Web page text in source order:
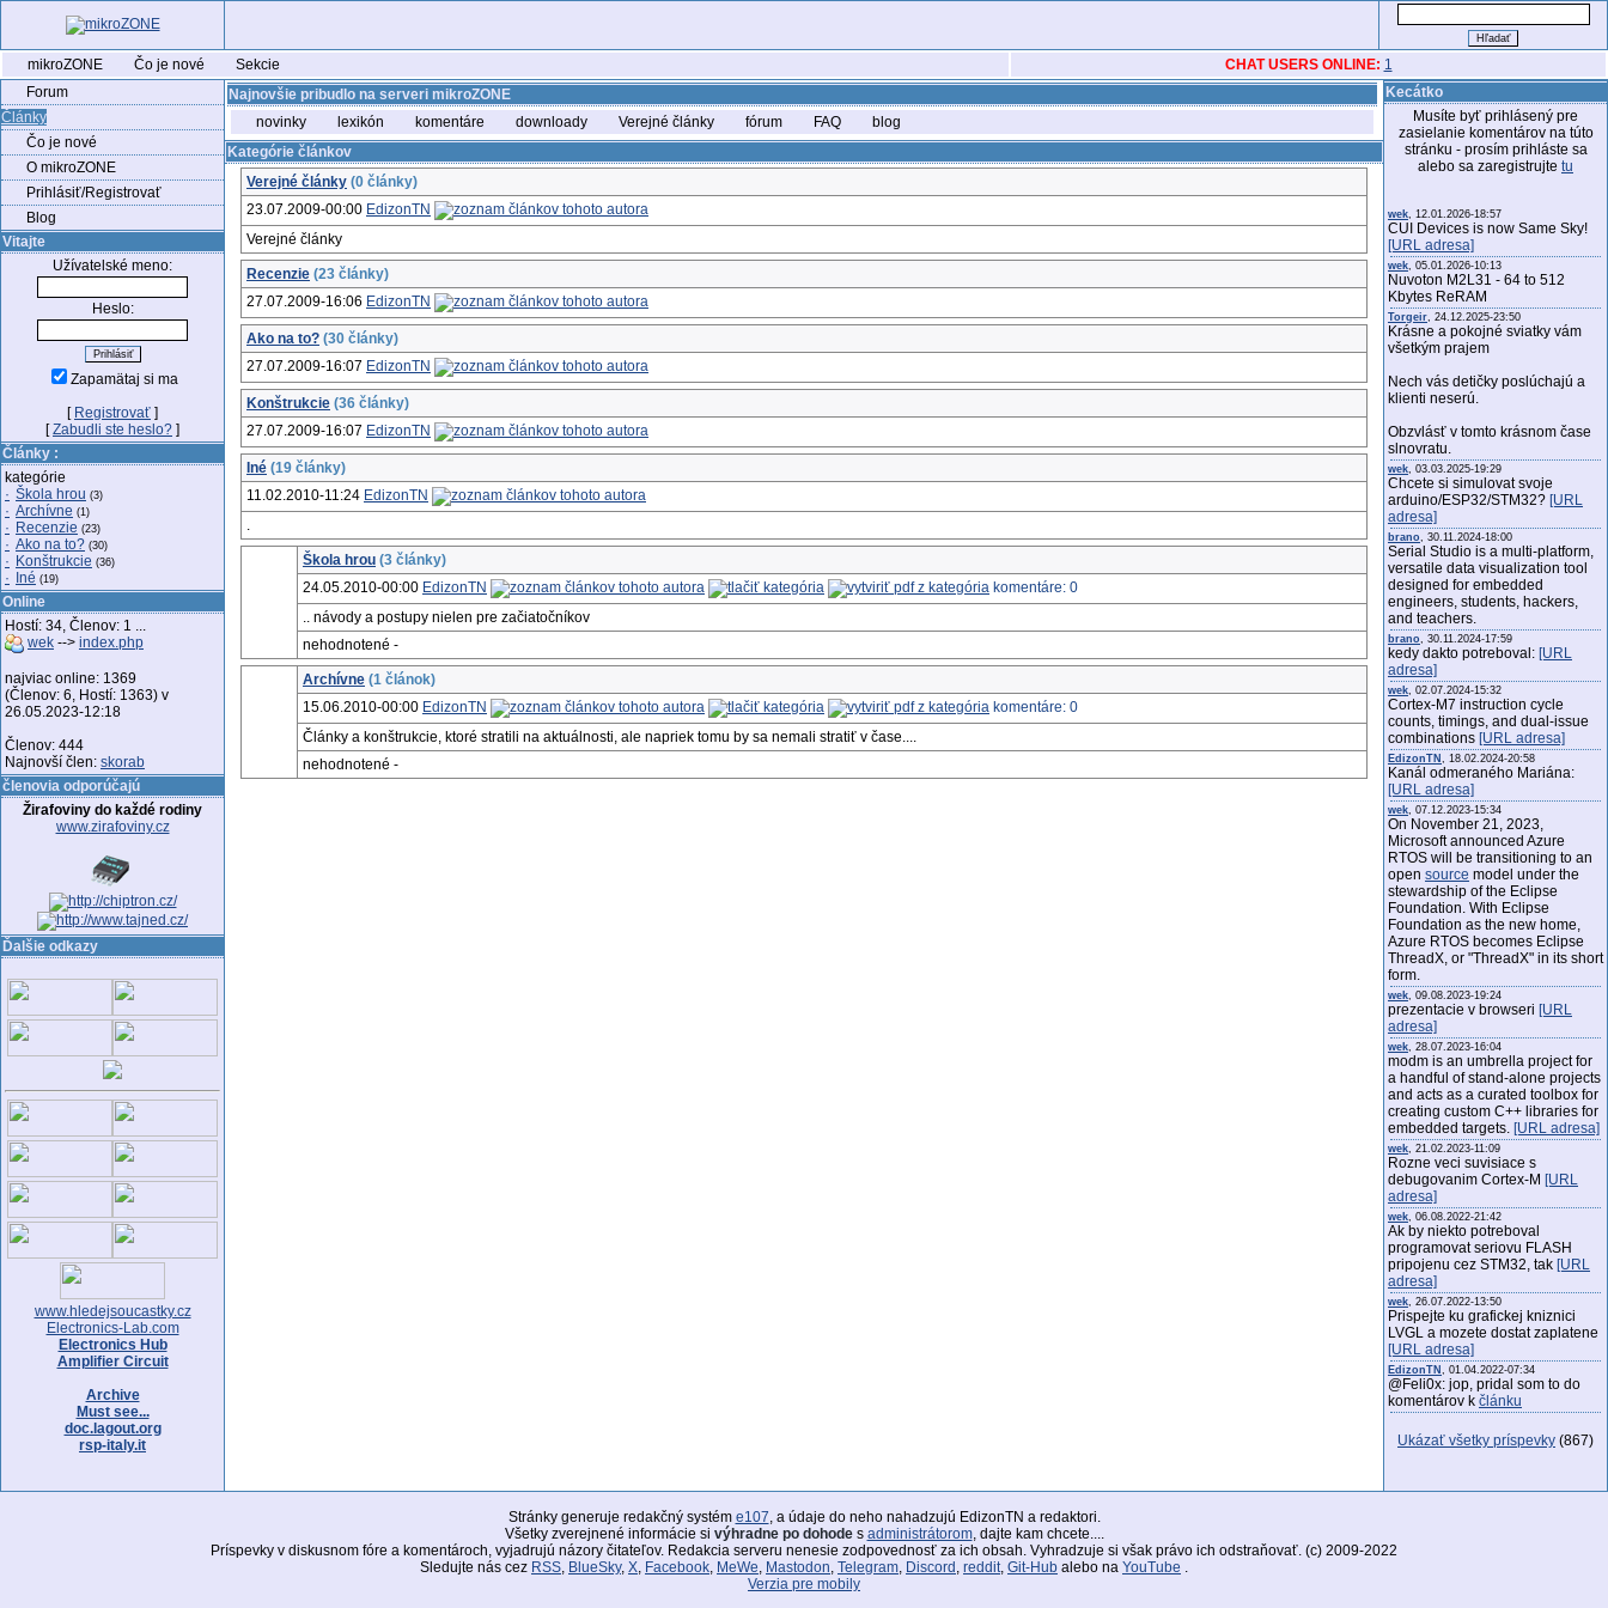
mikroZONE Čo je nové Sekcie CHAT USERS ONLINE: 1
Forum
Články
Čo je nové
O mikroZONE
Prihlásiť/Registrovať
Blog
Vitajte
Užívatelské meno:
Heslo:
Zapamätaj si ma
[ Registrovať ]
[Zabudli ste heslo? ]
Články :
kategórie
· Škola hrou (3)
· Archívne (1)
· Recenzie (23)
· Ako na to? (30)
· Konštrukcie (36)
· Iné (19)
Online
Hostí: 34, Členov: 1 ...
wek --> index.php
najviac online: 1369
(Členov: 6, Hostí: 1363) v
26.05.2023-12:18
Členov: 444
Najnovší člen: skorab
členovia odporúčajú
Žirafoviny do každé rodiny
www.zirafoviny.cz
Ďalšie odkazy
www.hledejsoucastky.cz
Electronics-Lab.com
Electronics Hub
Amplifier Circuit
Archive
Must see...
doc.lagout.org
rsp-italy.it
Najnovšie pribudlo na serveri mikroZONE
novinky
lexikón komentáre downloady Verejné články fórum FAQ
blog
Kategórie článkov
Verejné články (0 články)
23.07.2009-00:00 EdizonTN
Verejné články
Recenzie (23 články)
27.07.2009-16:06 EdizonTN
Ako na to? (30 články)
27.07.2009-16:07 EdizonTN
Konštrukcie (36 články)
27.07.2009-16:07 EdizonTN
Iné (19 články)
11.02.2010-11:24 EdizonTN
.
Škola hrou (3 články)
24.05.2010-00:00 EdizonTN
komentáre: 0
.. návody a postupy nielen pre začiatočníkov
nehodnotené -
Archívne (1 článok)
15.06.2010-00:00 EdizonTN
komentáre: 0
Články a konštrukcie, ktoré stratili na aktuálnosti, ale napriek tomu by sa nemali stratiť v čase....
nehodnotené -
Kecátko
Musíte byť prihlásený pre
zasielanie komentárov na túto
stránku - prosím prihláste sa
alebo sa zaregistrujte tu
wek, 12.01.2026-18:57
CUI Devices is now Same Sky!
[URL adresa]
wek, 05.01.2026-10:13
Nuvoton M2L31 - 64 to 512
Kbytes ReRAM
Torgeir, 24.12.2025-23:50
Krásne a pokojné sviatky vám
všetkým prajem
Nech vás detičky poslúchajú a
klienti neserú.
Obzvlásť v tomto krásnom čase
slnovratu.
wek, 03.03.2025-19:29
Chcete si simulovat svoje
arduino/ESP32/STM32? [URL
adresa]
brano, 30.11.2024-18:00
Serial Studio is a multi-platform,
versatile data visualization tool
designed for embedded
engineers, students, hackers,
and teachers.
brano, 30.11.2024-17:59
kedy dakto potreboval: [URL
adresa]
wek, 02.07.2024-15:32
Cortex-M7 instruction cycle
counts, timings, and dual-issue
combinations [URL adresa]
EdizonTN , 18.02.2024-20:58
Kanál odmeraného Mariána:
[URL adresa]
wek, 07.12.2023-15:34
On November 21, 2023,
Microsoft announced Azure
RTOS will be transitioning to an
open source model under the
stewardship of the Eclipse
Foundation. With Eclipse
Foundation as the new home,
Azure RTOS becomes Eclipse
ThreadX, or "ThreadX" in its short
form.
wek, 09.08.2023-19:24
prezentacie v browseri [URL
adresa]
wek, 28.07.2023-16:04
modm is an umbrella project for
a handful of stand-alone projects
and acts as a curated toolbox for
creating custom C++ libraries for
embedded targets. [URL adresa]
wek, 21.02.2023-11:09
Rozne veci suvisiace s
debugovanim Cortex-M [URL
adresa]
wek, 06.08.2022-21:42
Ak by niekto potreboval
programovat seriovu FLASH
pripojenu cez STM32, tak [URL
adresa]
wek, 26.07.2022-13:50
Prispejte ku grafickej kniznici
LVGL a mozete dostat zaplatene
[URL adresa]
EdizonTN , 01.04.2022-07:34
@Feli0x: jop, pridal som to do
komentárov k článku
Ukázať všetky príspevky (867)
Stránky generuje redakčný systém e107, a údaje do neho nahadzujú EdizonTN a redaktori.
Všetky zverejnené informácie si výhradne po dohodes administrátorom, dajte kam chcete....
Príspevky v diskusnom fóre a komentároch, vyjadrujú názory čitateľov. Redakcia serveru nenesie zodpovednosť za ich obsah. Vyhradzuje si však právo ich odstraňovať. (c) 2009-2022
Sledujte nás cez RSS, BlueSky, X, Facebook, MeWe, Mastodon, Telegram, Discord , reddit, Git-Hub alebo na YouTube .
Verzia pre mobily